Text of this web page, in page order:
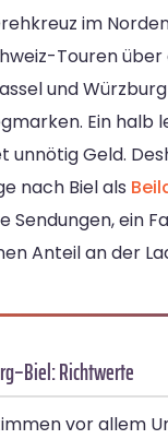
im
Touren über
und
Ein halb
unnötig Geld.
nach Biel als
Sendungen, ein
Anteil an der
Richtwerte
vor allem